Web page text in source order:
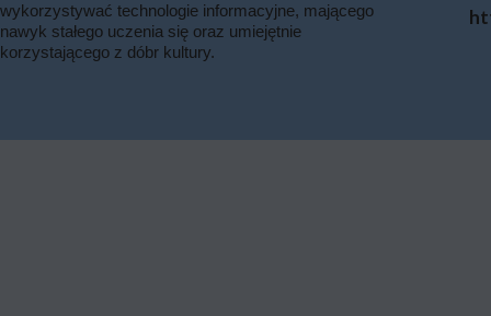
wykorzystywać technologie informacyjne, mającego
nawyk stałego uczenia się oraz umiejętnie
korzystającego z dóbr kultury.